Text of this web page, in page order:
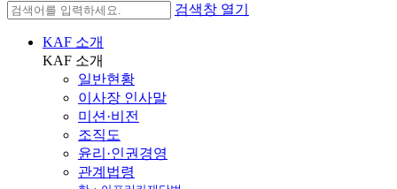
검색창 열기
KAF 소개
KAF 소개
일반현황
이사장 인사말
미션·비전
조직도
윤리·인권경영
관계법령